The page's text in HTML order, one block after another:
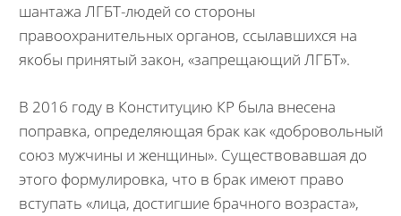
шантажа ЛГБТ-людей со стороны
правоохранительных органов, ссылавшихся на
якобы принятый закон, «запрещающий ЛГБТ».
В 2016 году в Конституцию КР была внесена
поправка, определяющая брак как «добровольный
союз мужчины и женщины». Существовавшая до
этого формулировка, что в брак имеют право
вступать «лица, достигшие брачного возраста»,